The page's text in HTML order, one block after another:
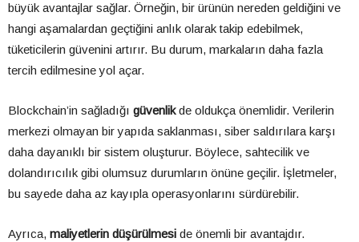
büyük avantajlar sağlar. Örneğin, bir ürünün nereden geldiğini ve
hangi aşamalardan geçtiğini anlık olarak takip edebilmek,
tüketicilerin güvenini artırır. Bu durum, markaların daha fazla
tercih edilmesine yol açar.
Blockchain’in sağladığı güvenlikde oldukça önemlidir. Verilerin
merkezi olmayan bir yapıda saklanması, siber saldırılara karşı
daha dayanıklı bir sistem oluşturur. Böylece, sahtecilik ve
dolandırıcılık gibi olumsuz durumların önüne geçilir. İşletmeler,
bu sayede daha az kayıpla operasyonlarını sürdürebilir.
Ayrıca, maliyetlerin düşürülmesi de önemli bir avantajdır.